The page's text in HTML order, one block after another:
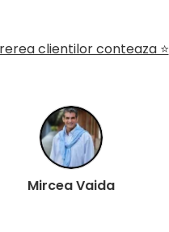
clientilor conteaza ⭐
Mircea Vaida